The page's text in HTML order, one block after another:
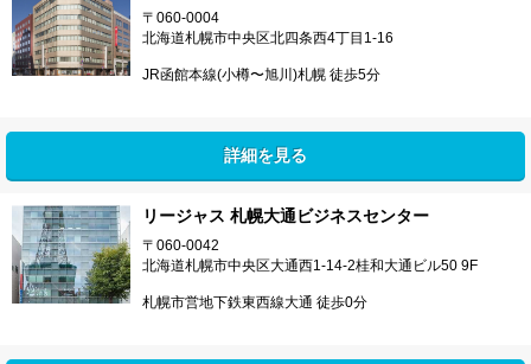
〒060-0004
北海道札幌市中央区北四条西4丁目1-16
JR函館本線(小樽〜旭川)札幌 徒歩5分
詳細を見る
リージャス 札幌大通ビジネスセンター
〒060-0042
北海道札幌市中央区大通西1-14-2桂和大通ビル50 9F
札幌市営地下鉄東西線大通 徒歩0分